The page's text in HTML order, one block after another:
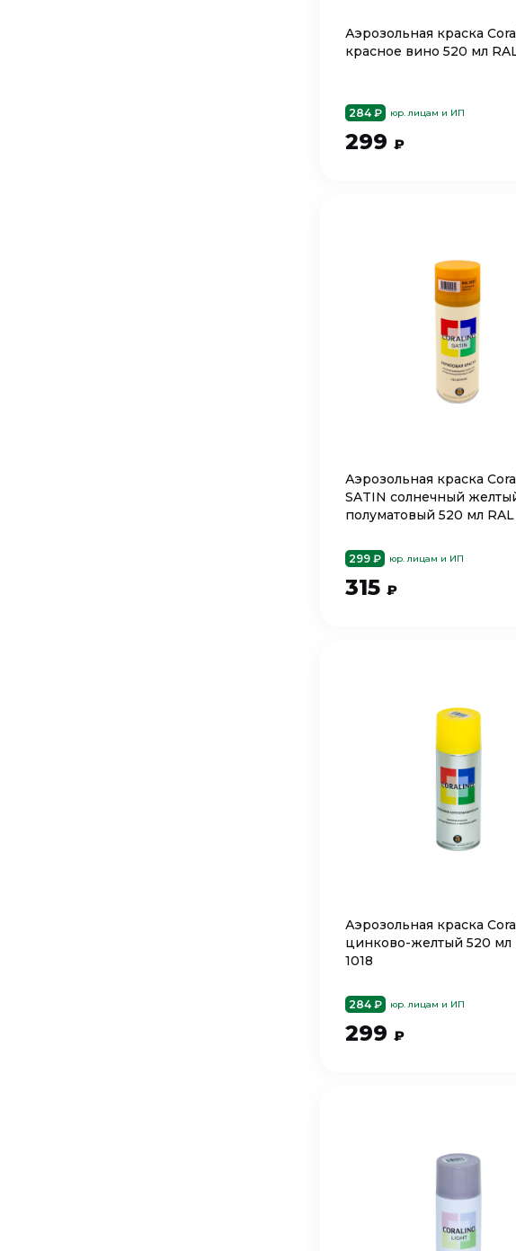
Аэрозольная краска
красное вино 520 мл
284 ₽ юр. лицам и ИП
299 ₽
Аэрозольная краска
SATIN солнечный
полуматовый 520 мл RAL
299 ₽ юр. лицам и ИП
315 ₽
Аэрозольная краска
цинково-желтый 520 мл
1018
284 ₽ юр. лицам и ИП
299 ₽